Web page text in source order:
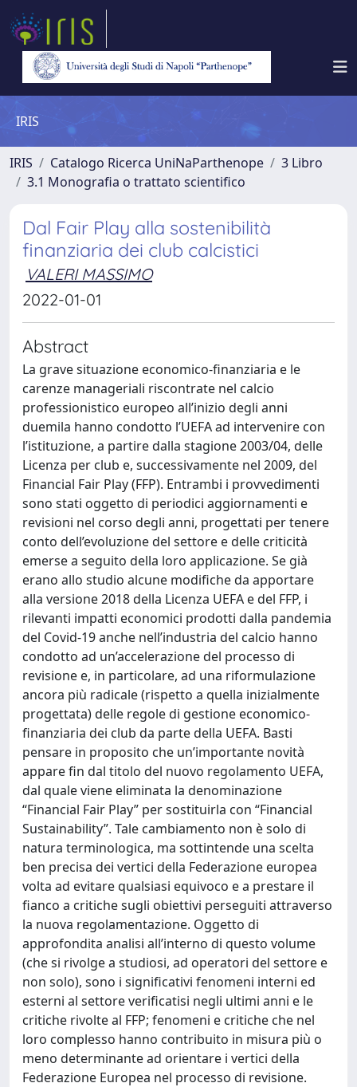
IRIS
IRIS Catalogo Ricerca UniNaParthenope
3 Libro
3.1 Monografia o trattato scientifico
Dal Fair Play alla sostenibilità
finanziaria dei club calcistici
VALERI MASSIMO
2022-01-01
Abstract
La grave situazione economico-finanziaria e le
carenze manageriali riscontrate nel calcio
professionistico europeo all’inizio degli anni
duemila hanno condotto l’UEFA ad intervenire con
l’istituzione, a partire dalla stagione 2003/04, delle
Licenza per club e, successivamente nel 2009, del
Financial Fair Play (FFP). Entrambi i provvedimenti
sono stati oggetto di periodici aggiornamenti e
revisioni nel corso degli anni, progettati per tenere
conto dell’evoluzione del settore e delle criticità
emerse a seguito della loro applicazione. Se già
erano allo studio alcune modifiche da apportare
alla versione 2018 della Licenza UEFA e del FFP, i
rilevanti impatti economici prodotti dalla pandemia
del Covid-19 anche nell’industria del calcio hanno
condotto ad un’accelerazione del processo di
revisione e, in particolare, ad una riformulazione
ancora più radicale (rispetto a quella inizialmente
progettata) delle regole di gestione economico-
finanziaria dei club da parte della UEFA. Basti
pensare in proposito che un’importante novità
appare fin dal titolo del nuovo regolamento UEFA,
dal quale viene eliminata la denominazione
“Financial Fair Play” per sostituirla con “Financial
Sustainability”. Tale cambiamento non è solo di
natura terminologica, ma sottintende una scelta
ben precisa dei vertici della Federazione europea
volta ad evitare qualsiasi equivoco e a prestare il
fianco a critiche sugli obiettivi perseguiti attraverso
la nuova regolamentazione. Oggetto di
approfondita analisi all’interno di questo volume
(che si rivolge a studiosi, ad operatori del settore e
non solo), sono i significativi fenomeni interni ed
esterni al settore verificatisi negli ultimi anni e le
critiche rivolte al FFP; fenomeni e critiche che nel
loro complesso hanno contribuito in misura più o
meno determinante ad orientare i vertici della
Federazione Europea nel processo di revisione.